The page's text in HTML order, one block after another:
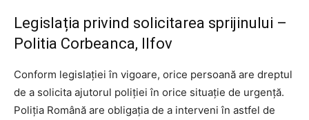
Legislația privind solicitarea sprijinului –
Politia Corbeanca, Ilfov
Conform legislației în vigoare, orice persoană are dreptul
de a solicita ajutorul poliției în orice situație de urgență.
Poliția Română are obligația de a interveni în astfel de